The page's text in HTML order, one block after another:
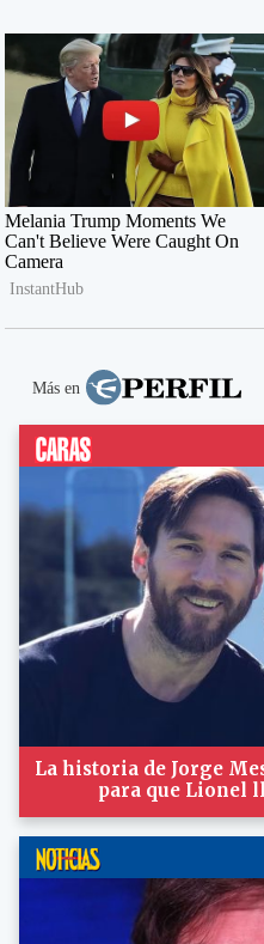
Más en
La historia de Jorge
para que Lionel